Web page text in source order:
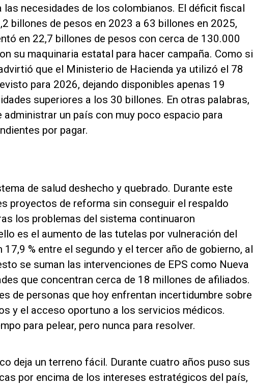
necesidades de los colombianos. El déficit fiscal
billones de pesos en 2023 a 63 billones en 2025,
en 22,7 billones de pesos con cerca de 130.000
su maquinaria estatal para hacer campaña. Como si
que el Ministerio de Hacienda ya utilizó el 78
para 2026, dejando disponibles apenas 19
superiores a los 30 billones. En otras palabras,
un país con muy poco espacio para
por pagar.
de salud deshecho y quebrado. Durante este
proyectos de reforma sin conseguir el respaldo
los problemas del sistema continuaron
es el aumento de las tutelas por vulneración del
% entre el segundo y el tercer año de gobierno, al
se suman las intervenciones de EPS como Nueva
que concentran cerca de 18 millones de afiliados.
de personas que hoy enfrentan incertidumbre sobre
y el acceso oportuno a los servicios médicos.
para pelear, pero nunca para resolver.
deja un terreno fácil. Durante cuatro años puso sus
por encima de los intereses estratégicos del país,